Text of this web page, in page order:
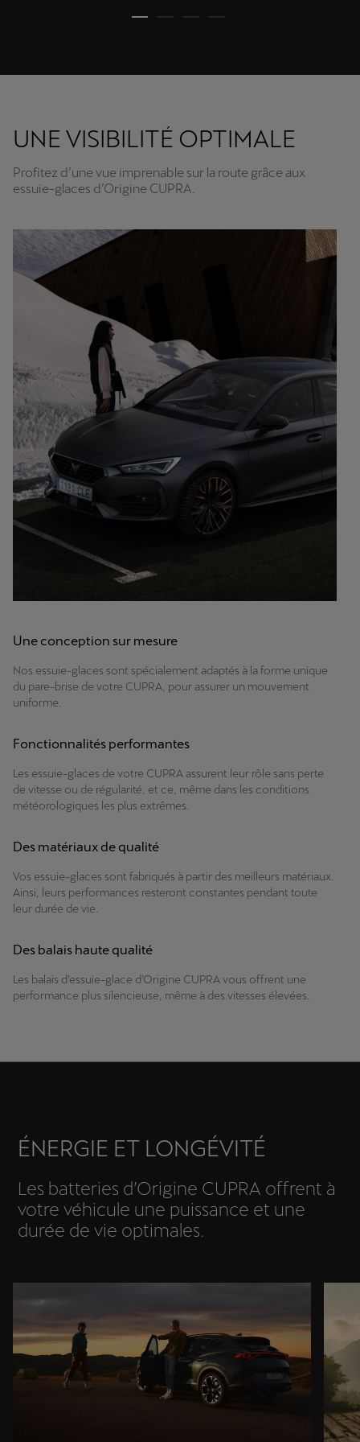
UNE VISIBILITÉ OPTIMALE
Profitez d’une vue imprenable sur la route grâce aux
essuie-glaces d’Origine CUPRA.
Une conception sur mesure
Nos essuie-glaces sont spécialement adaptés à la forme unique
du pare-brise de votre CUPRA, pour assurer un mouvement
uniforme.
Fonctionnalités performantes
Les essuie-glaces de votre CUPRA assurent leur rôle sans perte
de vitesse ou de régularité, et ce, même dans les conditions
météorologiques les plus extrêmes.
Des matériaux de qualité
Vos essuie-glaces sont fabriqués à partir des meilleurs matériaux.
Ainsi, leurs performances resteront constantes pendant toute
leur durée de vie.
Des balais haute qualité
Les balais d’essuie-glace d’Origine CUPRA vous offrent une
performance plus silencieuse, même à des vitesses élevées.
ÉNERGIE ET LONGÉVITÉ
Les batteries d’Origine CUPRA offrent à
votre véhicule une puissance et une
durée de vie optimales.